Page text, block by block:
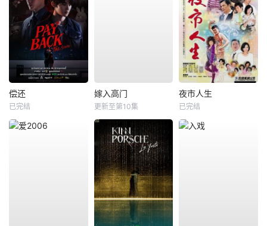
偿还
已完结
嫁入高门
更新至第10集
夜市人生
已完结